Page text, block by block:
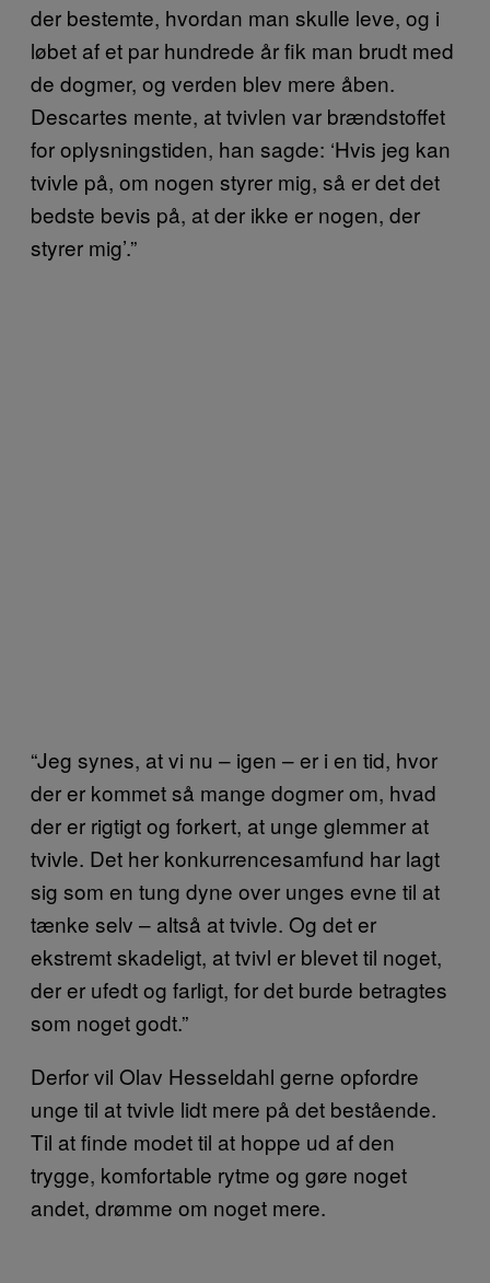
der bestemte, hvordan man skulle leve, og i
løbet af et par hundrede år fik man brudt med
de dogmer, og verden blev mere åben.
Descartes mente, at tvivlen var brændstoffet
for oplysningstiden, han sagde: ‘Hvis jeg kan
tvivle på, om nogen styrer mig, så er det det
bedste bevis på, at der ikke er nogen, der
styrer mig’.”
“Jeg synes, at vi nu – igen – er i en tid, hvor
der er kommet så mange dogmer om, hvad
der er rigtigt og forkert, at unge glemmer at
tvivle. Det her konkurrencesamfund har lagt
sig som en tung dyne over unges evne til at
tænke selv – altså at tvivle. Og det er
ekstremt skadeligt, at tvivl er blevet til noget,
der er ufedt og farligt, for det burde betragtes
som noget godt.”
Derfor vil Olav Hesseldahl gerne opfordre
unge til at tvivle lidt mere på det bestående.
Til at finde modet til at hoppe ud af den
trygge, komfortable rytme og gøre noget
andet, drømme om noget mere.